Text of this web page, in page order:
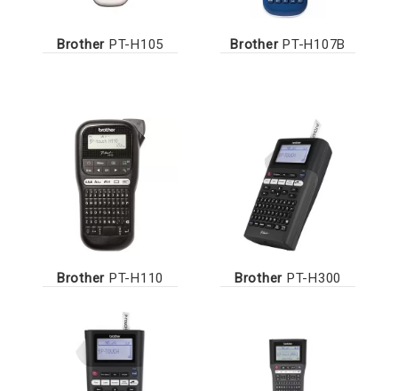
Brother PT-H105 BrotherPT-H107B
Brother PT-H110 Brother PT-H300